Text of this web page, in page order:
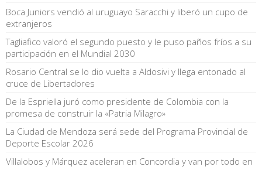
Boca Juniors vendió al uruguayo Saracchi y liberó un cupo de
extranjeros
Tagliafico valoró el segundo puesto y le puso paños fríos a su
participación en el Mundial 2030
Rosario Central se lo dio vuelta a Aldosivi y llega entonado al
cruce de Libertadores
De la Espriella juró como presidente de Colombia con la
promesa de construir la «Patria Milagro»
La Ciudad de Mendoza será sede del Programa Provincial de
Deporte Escolar 2026
Villalobos y Márquez aceleran en Concordia y van por todo en